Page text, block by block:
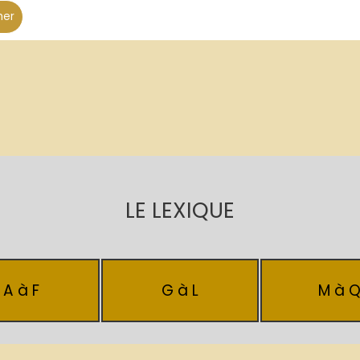
LE LEXIQUE
A à F G à L M à Q